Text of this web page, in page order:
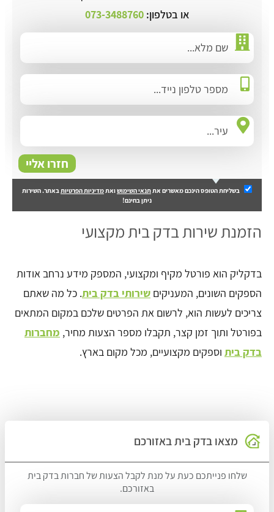
או בטלפון:073-3488760
חזרו אליי
בשליחת הטופס הינכם מאשרים את תנאי השימושואת מדיניות הפרטיות באתר. השירות
ניתן בחינם!
הזמנת שירות בדק בית מקצועי
בדקליק הוא פורטל מקיף ומקצועי, המספק מידע נרחב אודות
הספקים השונים, המעניקים שירותי בדק בית. כל מה שאתם
צריכים לעשות הוא, לרשום את הפרטים שלכם במקום המתאים
בפורטל ותוך זמן קצר, תקבלו מספר הצעות מחיר, מחברות
בדק בית וספקים מקצועיים, מכל מקום בארץ.
מצאו בדק בית באזורכם
שלחו פנייתכם כעת על מנת לקבל הצעות של חברות בדק בית
באזורכם.